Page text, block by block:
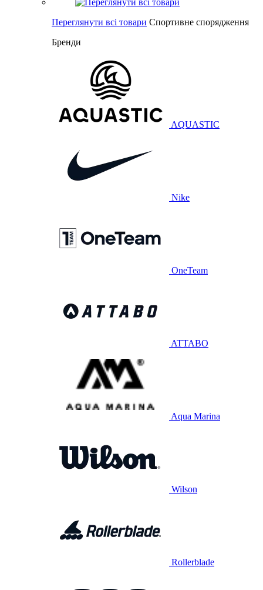
Переглянути всі товари Спортивне спорядження
Бренди
AQUASTIC
Nike
OneTeam
ATTABO
Aqua Marina
Wilson
Rollerblade